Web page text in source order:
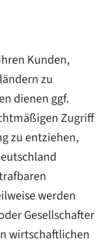
Kunden,
zu
dienen ggf.
Zugriff
zu entziehen,
werden
Gesellschafter
wirtschaftlichen